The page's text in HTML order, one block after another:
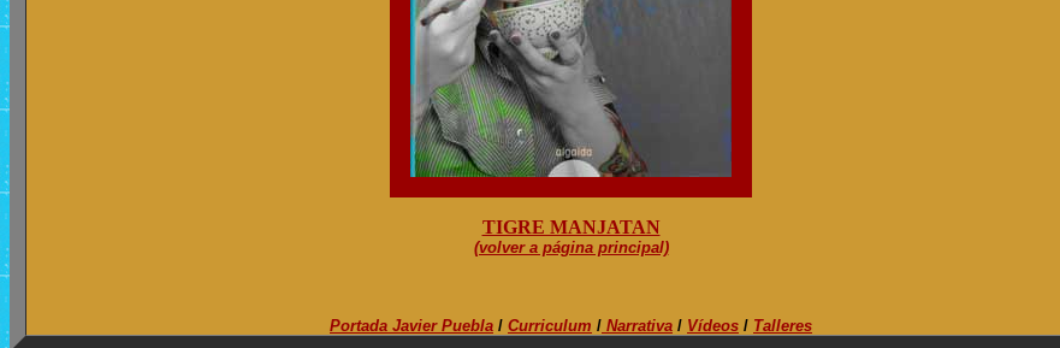
TIGRE MANJATAN
(volver a página principal)
Portada Javier Puebla / Curriculum / Narrativa / Vídeos / Talleres